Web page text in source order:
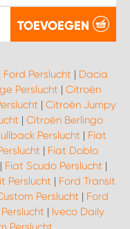
TOEVOEGEN
Ford Perslucht | Dacia
Perslucht | Citroën
| Citroën Jumpy
| Citroën Berlingo
Perslucht | Fiat
| Fiat Doblo
| Fiat Scudo Perslucht |
Perslucht | Ford Transit
Perslucht | Ford
| Iveco Daily